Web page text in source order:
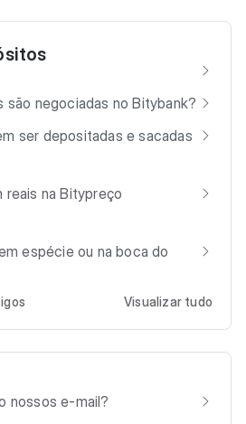
são negociadas no Bitybank?
ser depositadas e sacadas
na Bitypreço
espécie ou na boca do
Visualizar tudo
nossos e-mail?